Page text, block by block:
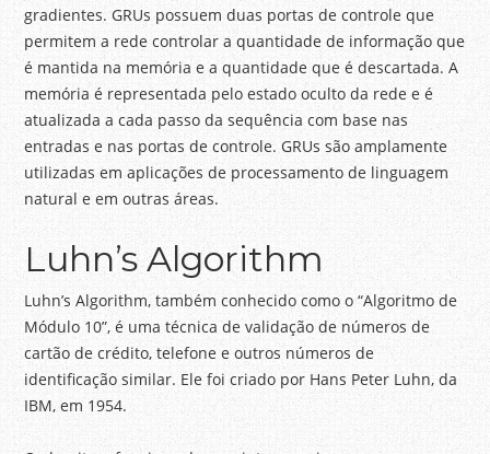
gradientes. GRUs possuem duas portas de controle que
permitem a rede controlar a quantidade de informação que
é mantida na memória e a quantidade que é descartada. A
memória é representada pelo estado oculto da rede e é
atualizada a cada passo da sequência com base nas
entradas e nas portas de controle. GRUs são amplamente
utilizadas em aplicações de processamento de linguagem
natural e em outras áreas.
Luhn’s Algorithm
Luhn’s Algorithm, também conhecido como o “Algoritmo de
Módulo 10”, é uma técnica de validação de números de
cartão de crédito, telefone e outros números de
identificação similar. Ele foi criado por Hans Peter Luhn, da
IBM, em 1954.